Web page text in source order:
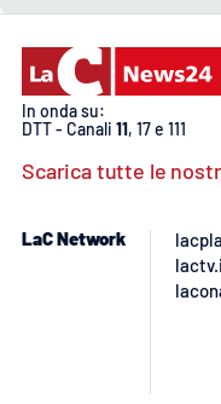
In onda su:
DTT - Canali 11, 17 e 111
Scarica tutte le
LaC Network